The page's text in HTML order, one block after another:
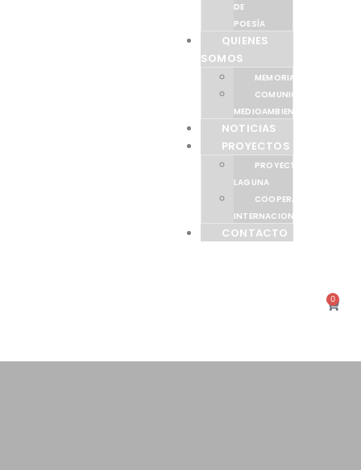
DE
POESÍA
QUIENES
SOMOS
MEMORIAS
COMUNICACIÓN
MEDIOAMBIENTAL
NOTICIAS
PROYECTOS
PROYECTO
LAGUNA
COOPERACIÓN
INTERNACIONAL
CONTACTO
0